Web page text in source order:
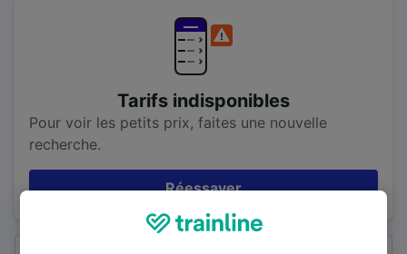
Tarifs indisponibles
Pour voir les petits prix, faites une nouvelle
recherche.
Réessayer